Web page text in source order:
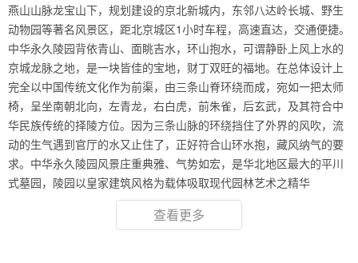
燕山山脉龙宝山下，规划建设的京北新城内，东邻八达岭长城、野生
动物园等著名风景区，距北京城区1小时车程，高速直达，交通便捷。
中华永久陵园背依青山、面眺吉水，环山抱水，可谓静卧上风上水的
京城龙脉之地，是一块皆佳的宝地，财丁双旺的福地。在总体设计上
完全以中国传统文化作为前渠，由三条山脊环绕而成，宛如一把太师
椅，呈坐南朝北向，左青龙，右白虎，前朱雀，后玄武，及其符合中
华民族传统的择陵方位。因为三条山脉的环绕挡住了外界的风吹，流
动的生气遇到官厅的水又止住了，正好符合山环水抱，藏风纳气的要
求。中华永久陵园风景庄重典雅、气势如宏，是华北地区最大的平川
式墓园，陵园以皇家建筑风格为载体吸取现代园林艺术之精华
查看更多